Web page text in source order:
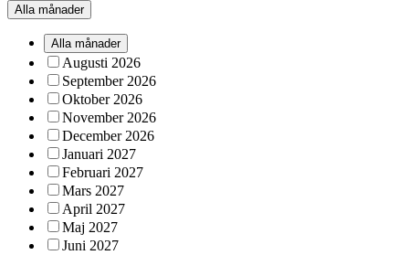
Alla månader
Alla månader
Augusti 2026
September 2026
Oktober 2026
November 2026
December 2026
Januari 2027
Februari 2027
Mars 2027
April 2027
Maj 2027
Juni 2027